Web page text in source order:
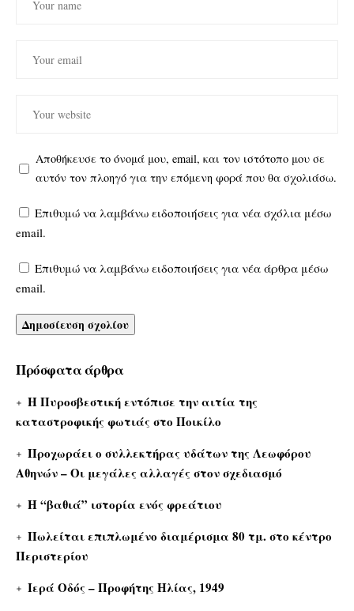
Αποθήκευσε το όνομά μου, email, και τον ιστότοπο μου σε
αυτόν τον πλοηγό για την επόμενη φορά που θα σχολιάσω.
Επιθυμώ να λαμβάνω ειδοποιήσεις για νέα σχόλια μέσω
email.
Επιθυμώ να λαμβάνω ειδοποιήσεις για νέα άρθρα μέσω
email.
Πρόσφατα άρθρα
Η Πυροσβεστική εντόπισε την αιτία της
καταστροφικής φωτιάς στο Ποικίλο
Προχωράει ο συλλεκτήρας υδάτων της Λεωφόρου
Αθηνών – Οι μεγάλες αλλαγές στον σχεδιασμό
Η “βαθιά” ιστορία ενός φρεάτιου
Πωλείται επιπλωμένο διαμέρισμα 80 τμ. στο κέντρο
Περιστερίου
Ιερά Οδός – Προφήτης Ηλίας, 1949